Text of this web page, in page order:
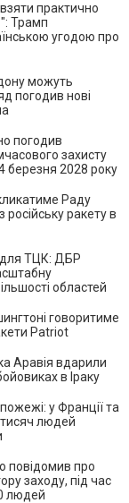
практично
Трамп
угодою про
можуть
погодив нові
погодив
захисту
березня 2028 року
Раду
ракету в
для ТЦК: ДБР
областей
говоритиме
Patriot
Аравія вдарили
в Іраку
у Франції та
тисяч людей
повідомив про
заходу, під час
людей